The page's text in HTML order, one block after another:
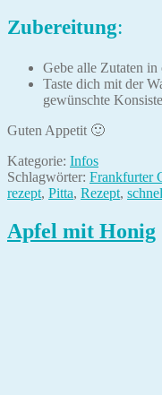
Zubereitung:
Gebe alle Zutaten
Taste dich mit der
gewünschte
Guten Appetit 🙂
Kategorie: Infos
Schlagwörter: Frankfurter
rezept, Pitta, Rezept,
Apfel mit Honig